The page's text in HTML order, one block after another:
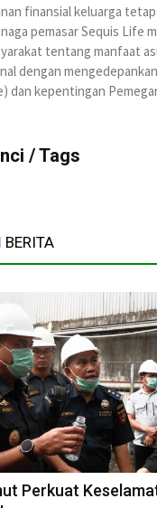
finansial keluarga
pemasar Sequis Life
tentang manfaat
dengan
dan kepentingan
/ Tags
BERITA
Perkuat